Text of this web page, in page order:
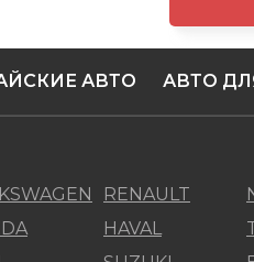
АВТО АВТО
RENAULT
HAVAL